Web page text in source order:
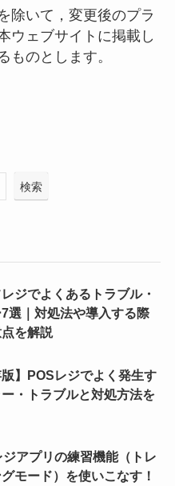
除いて，変更後のプラ
ウェブサイトに掲載し
ものとします。
検索
ジでよくあるトラブル・
選｜対処法や導入する際
を解説
版】POSレジでよく発生す
・トラブルと対処方法を
ジアプリの練習機能（トレ
モード）を使いこなす！